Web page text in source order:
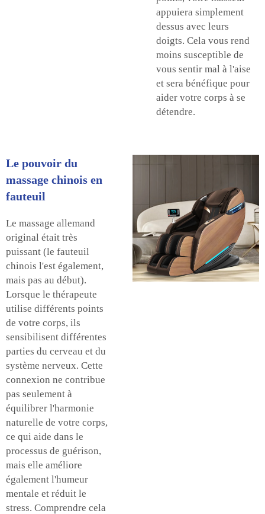
appuiera simplement
dessus avec leurs
doigts. Cela vous rend
moins susceptible de
vous sentir mal à l'aise
et sera bénéfique pour
aider votre corps à se
détendre.
Le pouvoir du
massage chinois en
fauteuil
Le massage allemand
original était très
puissant (le fauteuil
chinois l'est également,
mais pas au début).
Lorsque le thérapeute
utilise différents points
de votre corps, ils
sensibilisent différentes
parties du cerveau et du
système nerveux. Cette
connexion ne contribue
pas seulement à
équilibrer l'harmonie
naturelle de votre corps,
ce qui aide dans le
processus de guérison,
mais elle améliore
également l'humeur
mentale et réduit le
stress. Comprendre cela